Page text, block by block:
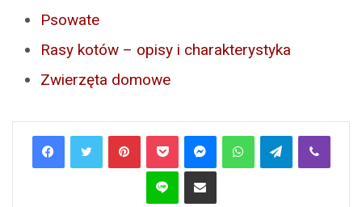
Psowate
Rasy kotów – opisy i charakterystyka
Zwierzęta domowe
PinterestPocket MessengerWhatsAppTelegramViber
Line Share via Email